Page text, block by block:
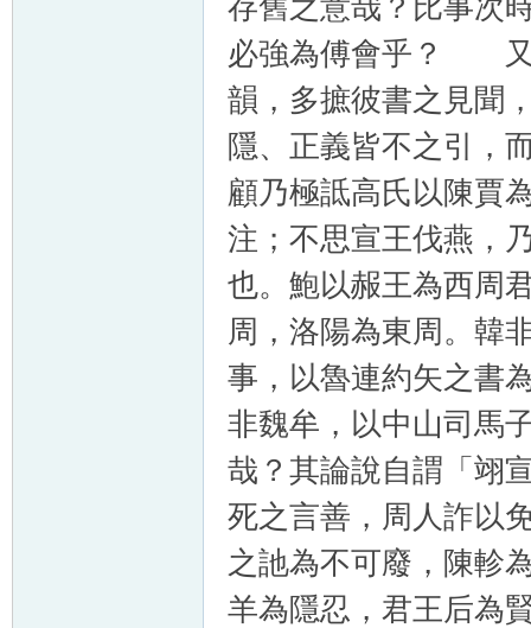
存舊之意哉？比事次
必強為傅會乎？ 又
韻，多摭彼書之見聞
隱、正義皆不之引，
顧乃極詆高氏以陳賈
注；不思宣王伐燕，
也。鮑以赧王為西周
周，洛陽為東周。韓
事，以魯連約矢之書
非魏牟，以中山司馬
哉？其論說自謂「翊
死之言善，周人詐以
之訑為不可廢，陳軫
羊為隱忍，君王后為